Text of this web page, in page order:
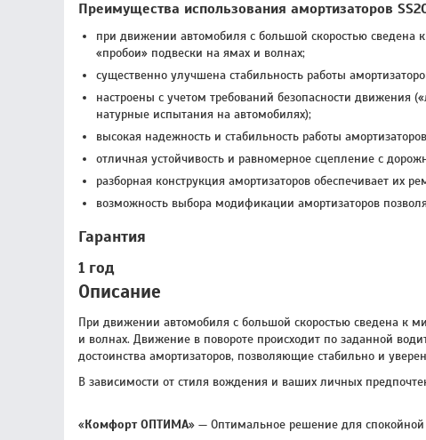
Преимущества использования амортизаторов
при движении автомобиля с большой скоростью
«пробои» подвески на ямах и волнах;
существенно улучшена стабильность работы
настроены с учетом требований безопасности движения
натурные испытания на автомобилях);
высокая надежность и стабильность работы
отличная устойчивость и равномерное сцепление с
разборная конструкция амортизаторов обеспечивает их
возможность выбора модификации амортизаторов
Гарантия
1 год
Описание
При движении автомобиля с большой скоростью сведена к
и волнах. Движение в повороте происходит по заданной
достоинства амортизаторов, позволяющие стабильно и
В зависимости от стиля вождения и ваших личных
«Комфорт ОПТИМА» — Оптимальное решение для спокойной